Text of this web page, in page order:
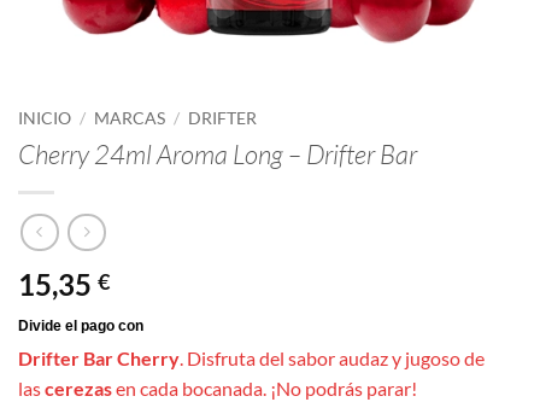
INICIO / MARCAS / DRIFTER
Cherry 24ml Aroma Long – Drifter Bar
15,35 €
Drifter Bar Cherry. Disfruta del sabor audaz y jugoso de
lascerezasen cada bocanada. ¡No podrás parar!